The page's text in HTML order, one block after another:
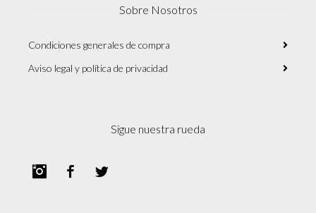
Sobre Nosotros
Condiciones generales de compra
Aviso legal y política de privacidad
Sigue nuestra rueda
InstagramFacebook